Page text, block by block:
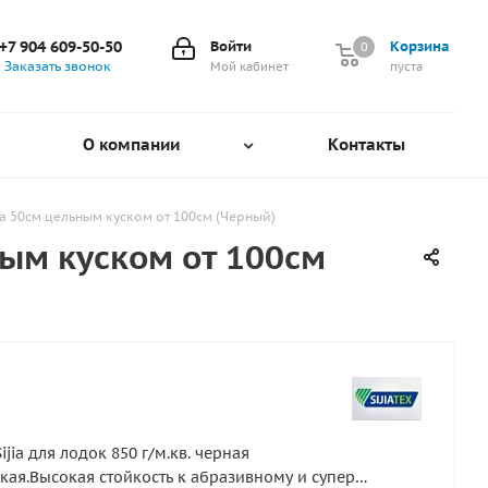
Корзина
0
пуста
0
Войти
Мой кабинет
+7 904 609-50-50
Заказать звонок
О компании Контакты
50см цельным куском от 100см (Черный)
куском от 100см
для лодок 850 г/м.кв. черная
стойкость к абразивному и супер